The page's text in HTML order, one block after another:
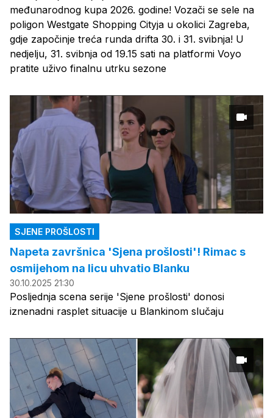
međunarodnog kupa 2026. godine! Vozači se sele na
poligon Westgate Shopping Cityja u okolici Zagreba,
gdje započinje treća runda drifta 30. i 31. svibnja! U
nedjelju, 31. svibnja od 19.15 sati na platformi Voyo
pratite uživo finalnu utrku sezone
SJENE PROŠLOSTI
Napeta završnica 'Sjena prošlosti'! Rimac s
osmijehom na licu uhvatio Blanku
30.10.2025 21:30
Posljednja scena serije 'Sjene prošlosti' donosi
iznenadni rasplet situacije u Blankinom slučaju